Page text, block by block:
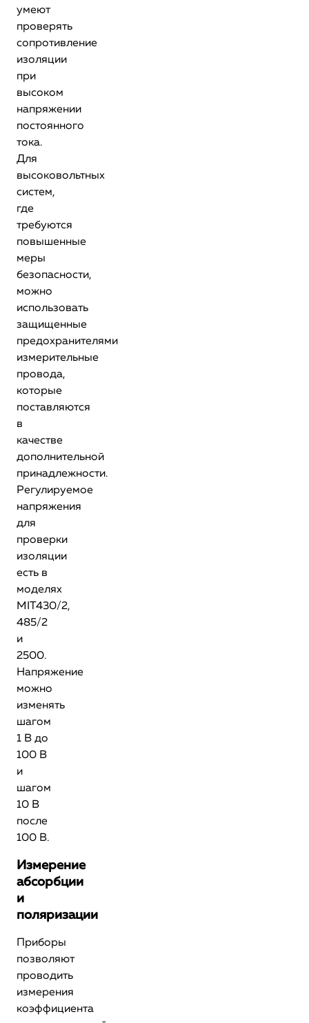
умеют
проверять
сопротивление
изоляции
при
высоком
напряжении
постоянного
тока.
Для
высоковольтных
систем,
где
требуются
повышенные
меры
безопасности,
можно
использовать
защищенные
предохранителями
измерительные
провода,
которые
поставляются
в
качестве
дополнительной
принадлежности.
Регулируемое
напряжения
для
проверки
изоляции
есть в
моделях
MIT430/2,
485/2
и
2500.
Напряжение
можно
изменять
шагом
1 В до
100 В
и
шагом
10 В
после
100 В.
Измерение
абсорбции
и
поляризации
Приборы
позволяют
проводить
измерения
коэффициента